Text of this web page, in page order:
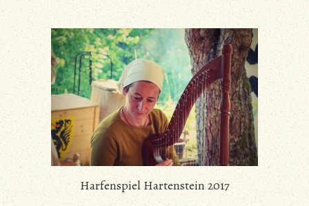
Harfenspiel Hartenstein 2017